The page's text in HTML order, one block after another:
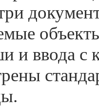
и ввода с